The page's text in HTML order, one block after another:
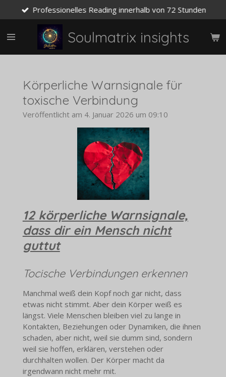
Hauptinhalt
springen
Soulmatrix insights
Professionelles Reading innerhalb von 72 Stunden
Körperliche Warnsignale für
toxische Verbindung
Veröffentlicht am 4. Januar 2026 um 09:10
12 körperliche Warnsignale,
dass dir ein Mensch nicht
guttut
Tocische Verbindungen erkennen
Manchmal weiß dein Kopf noch gar nicht, dass
etwas nicht stimmt. Aber dein Körper weiß es
längst. Viele Menschen bleiben viel zu lange in
Kontakten, Beziehungen oder Dynamiken, die ihnen
schaden, aber nicht, weil sie dumm sind, sondern
weil sie hoffen, erklären, verstehen oder
durchhalten wollen. Der Körper macht da
irgendwann nicht mehr mit.